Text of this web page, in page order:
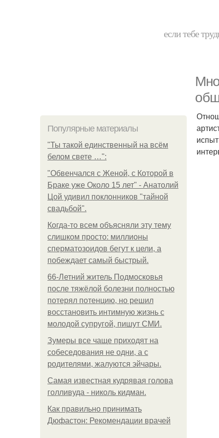
если тебе
Популярные материалы
"Ты такой единственный на всём
белом свете …":
"Обвенчался с Женой, с Которой в
Браке уже Около 15 лет" - Анатолий
Цой удивил поклонников "тайной
свадьбой".
Когда-то всем объясняли эту тему
слишком просто: миллионы
сперматозоидов бегут к цели, а
побеждает самый быстрый.
66-Летний житель Подмосковья
после тяжёлой болезни полностью
потерял потенцию, но решил
восстановить интимную жизнь с
молодой супругой, пишут СМИ.
Зумеры все чаще приходят на
собеседования не одни, а с
родителями, жалуются эйчары.
Самая известная кудрявая голова
голливуда - николь кидман.
Как правильно принимать
Дюфастон: Рекомендации врачей